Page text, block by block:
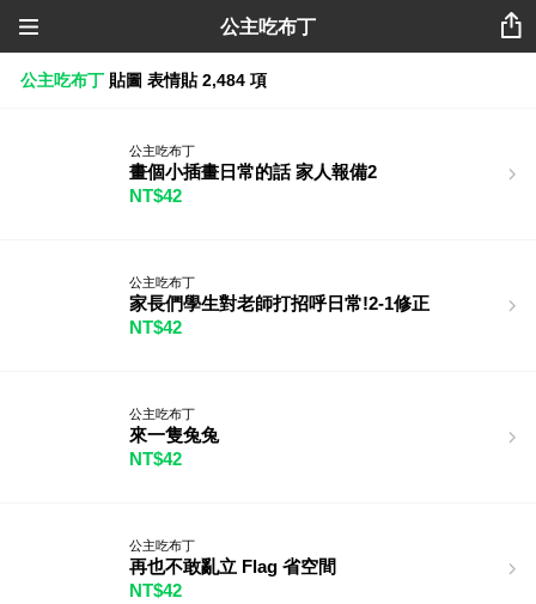
公主吃布丁
公主吃布丁 貼圖 表情貼 2,484 項
公主吃布丁
畫個小插畫日常的話 家人報備2
NT$42
公主吃布丁
家長們學生對老師打招呼日常!2-1修正
NT$42
公主吃布丁
來一隻兔兔
NT$42
公主吃布丁
再也不敢亂立 Flag 省空間
NT$42